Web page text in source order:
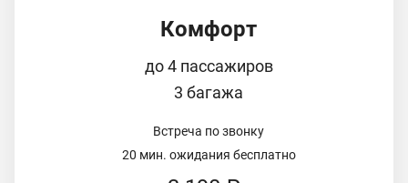
Комфорт
до 4 пассажиров
3 багажа
Встреча по звонку
20 мин. ожидания бесплатно